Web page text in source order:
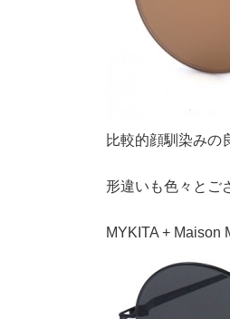
比較的顔馴染みの
形違いも色々とご
MYKITA + Maison